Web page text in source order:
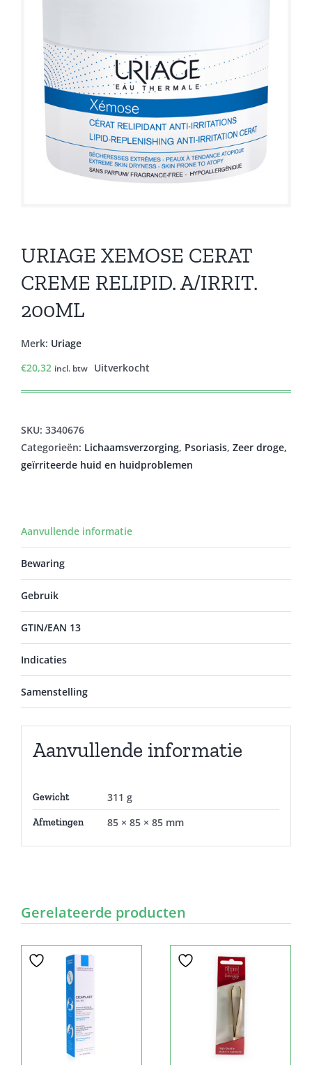
URIAGE XEMOSE CERAT
CREME RELIPID. A/IRRIT.
200ML
Merk: Uriage
€20,32 incl. btw Uitverkocht
SKU: 3340676
Categorieën: Lichaamsverzorging, Psoriasis, Zeer droge,
geïrriteerde huid en huidproblemen
Aanvullende informatie
Bewaring
Gebruik
GTIN/EAN 13
Indicaties
Samenstelling
Aanvullende informatie
Gewicht 311 g
Afmetingen 85 × 85 × 85 mm
Gerelateerde producten